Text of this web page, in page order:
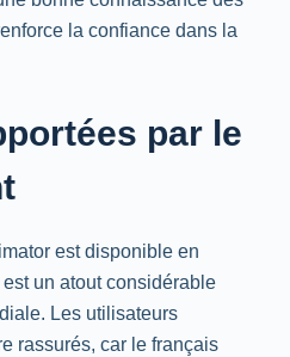
la confiance dans la
par le
est disponible en
un atout considérable
Les utilisateurs
rassurés, car le français